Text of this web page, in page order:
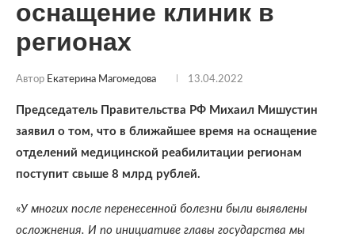
оснащение клиник в
регионах
Автор Екатерина Магомедова 13.04.2022
Председатель Правительства РФ Михаил Мишустин
заявил о том, что в ближайшее время на оснащение
отделений медицинской реабилитации регионам
поступит свыше 8 млрд рублей.
«У многих после перенесенной болезни были выявлены
осложнения. И по инициативе главы государства мы